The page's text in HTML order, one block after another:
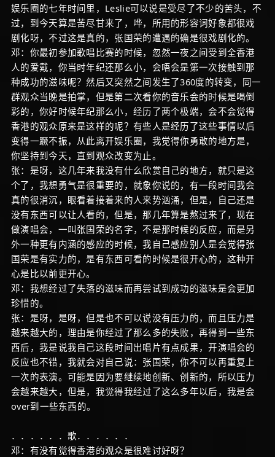
娱乐圈的七年时间里，Leslie可以说是受尽了不少的苦头，不
过，到今天算是苦尽甘来了，哗，所用的形容词好象都很戏
剧化呀，不过这是真的，张国荣的遭遇的确是很戏剧化的。
邓：你最初参加歌唱比赛的时候，忽然一夜之间受到全香港
人的爱戴，你当时年纪还那么小，会唔会是第一次接触到那
种成功的滋味呢？然后又突然之间发生了360度的转变，同一
群观众当晚是拍掌，但是第二次看你的音乐会的时候是喝倒
彩的，你好时候年纪那么小，经历了两个极端，会不会觉得
香港的观众原来是这样的呢？有些人是经历了这些事情以后
变得一蹶不振，从此离开娱乐圈，我觉得你勇敢的地方是，
你坚持到今天，直到观众改变为止。
张：是呀，这几年来我没有什么欣赏自己的地方，就只是这
个了，我想勇气是很重要的，就象你说的，有一段时间我会
真的很消沉，眼看着接着来的人来势汹涌，但是，自己还是
没有东西可以让人看的，但是，那几年算是熬过来了，现在
做演唱会，一叫张国荣的名字，不是那时候的反应，而是另
外一种更有内涵的感应的时候，我自己感应别人是会觉得张
国荣是有实力的，是有东西可看的时候是很开心的，这种开
心是比以前更开心。
邓：我想经过了失落的滋味而再尝试到成功的滋味是会更加
珍惜的。
张：是呀，是呀，但是也不可以说没有压力的，而且压力是
越来越大的，理由是你经过了那么多的失败，再得到一些东
西后，我是说我自己这段时间出唱片有点成果，开演唱会的
反应也不错，我就会对自己说：张国荣，你不可以再重复上
一次的表演。可能是因为要继续地创新、创新的，所以压力
会越来越大，但是，我觉得我经过了这么多年以后，我是会
over到一些东西的。
．．．．．．歌．．．．．．
邓：有没有觉得香港的观众是很难讨好呀？